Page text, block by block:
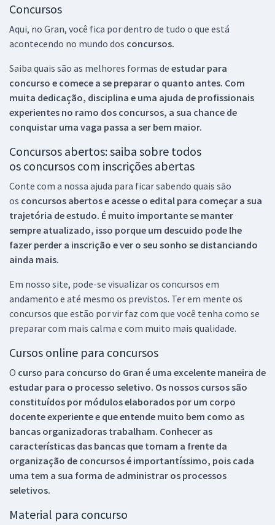
Concursos
Aqui, no Gran, você fica por dentro de tudo o que está
acontecendo no mundo dos concursos.
Saiba quais são as melhores formas de estudar para
concurso e comece a se preparar o quanto antes. Com
muita dedicação, disciplina e uma ajuda de profissionais
experientes no ramo dos concursos, a sua chance de
conquistar uma vaga passa a ser bem maior.
Concursos abertos: saiba sobre todos
os concursos com inscrições abertas
Conte com a nossa ajuda para ficar sabendo quais são
os concursos abertos e acesse o edital para começar a sua
trajetória de estudo. É muito importante se manter
sempre atualizado, isso porque um descuido pode lhe
fazer perder a inscrição e ver o seu sonho se distanciando
ainda mais.
Em nosso site, pode-se visualizar os concursos em
andamento e até mesmo os previstos. Ter em mente os
concursos que estão por vir faz com que você tenha como se
preparar com mais calma e com muito mais qualidade.
Cursos online para concursos
O curso para concurso do Gran é uma excelente maneira de
estudar para o processo seletivo. Os nossos cursos são
constituídos por módulos elaborados por um corpo
docente experiente e que entende muito bem como as
bancas organizadoras trabalham. Conhecer as
características das bancas que tomam a frente da
organização de concursos é importantíssimo, pois cada
uma tem a sua forma de administrar os processos
seletivos.
Material para concurso